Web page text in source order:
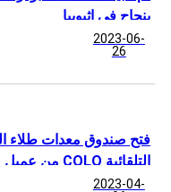
بنجاح في إثيوبيا
2023-06-
26
فتح صندوق معدات طلاء
التلقائية COLO من عميل
أوزبكستان
2023-04-